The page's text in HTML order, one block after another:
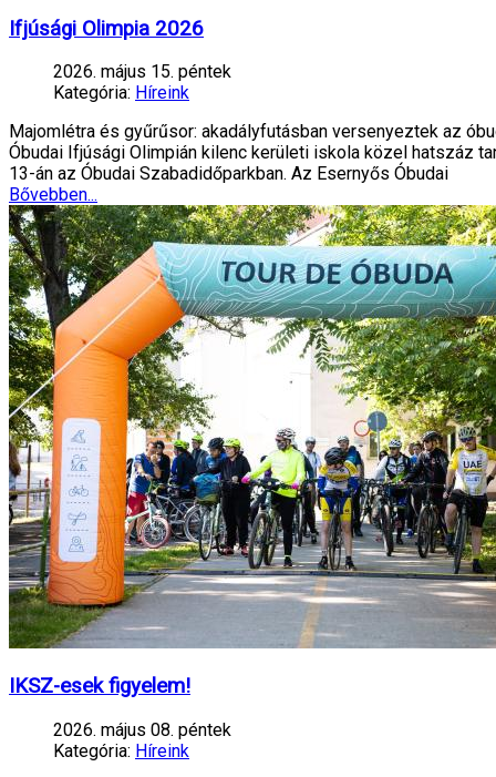
Ifjúsági Olimpia 2026
2026. május 15. péntek
Kategória: Híreink
Majomlétra és gyűrűsor: akadályfutásban versenyeztek az
Óbudai Ifjúsági Olimpián kilenc kerületi iskola közel hatszáz
13-án az Óbudai Szabadidőparkban. Az Esernyős Óbudai
Bővebben...
IKSZ-esek figyelem!
2026. május 08. péntek
Kategória: Híreink